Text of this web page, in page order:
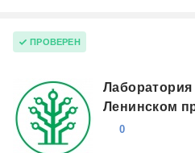
ПРОВЕРЕН
Ленинском
0